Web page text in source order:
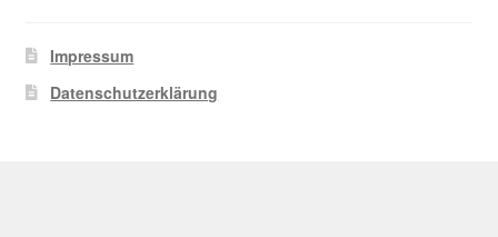
Impressum
Datenschutzerklärung